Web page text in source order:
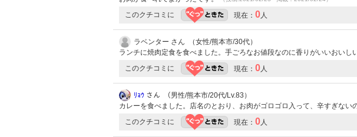
このクチコミに 現在： 0人
ラベンター さん （女性/熊本市/30代）
ランチに焼肉定食を食べました。手ごろなお値段なのに香りがいいおいし
このクチコミに 現在： 0人
ﾘｮｳ さん （男性/熊本市/20代/Lv.83）
カレーを食べました。店名のとおり、お肉がゴロゴロ入って、辛すぎない
このクチコミに 現在： 0人